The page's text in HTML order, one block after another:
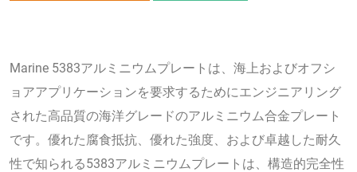
Marine 5383アルミニウムプレートは、海上およびオフシ
ョアアプリケーションを要求するためにエンジニアリング
された高品質の海洋グレードのアルミニウム合金プレート
です。優れた腐食抵抗、優れた強度、および卓越した耐久
性で知られる5383アルミニウムプレートは、構造的完全性